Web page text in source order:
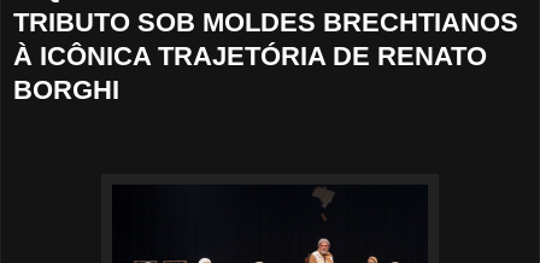
TRIBUTO SOB MOLDES BRECHTIANOS
À ICÔNICA TRAJETÓRIA DE RENATO
BORGHI